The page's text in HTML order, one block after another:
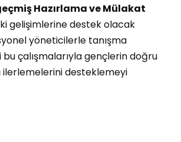
Hazırlama ve Mülakat
gelişimlerine destek olacak
yöneticilerle tanışma
çalışmalarıyla gençlerin doğru
desteklemeyi